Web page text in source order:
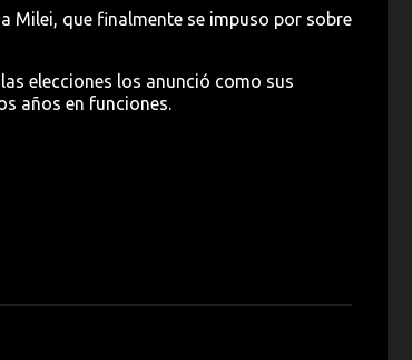
Milei, que finalmente se impuso por sobre
elecciones los anunció como sus
años en funciones.